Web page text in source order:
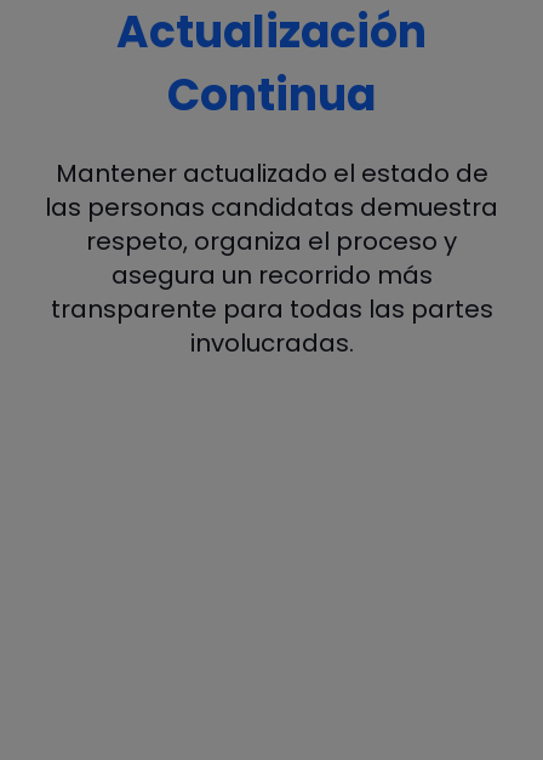
Actualización
Continua
Mantener actualizado el estado de
las personas candidatas demuestra
respeto, organiza el proceso y
asegura un recorrido más
transparente para todas las partes
involucradas.